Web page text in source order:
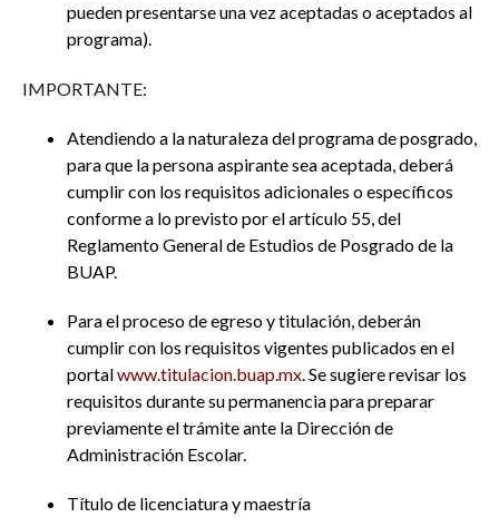
pueden presentarse una vez aceptadas o aceptados al
programa).
IMPORTANTE:
Atendiendo a la naturaleza del programa de posgrado,
para que la persona aspirante sea aceptada, deberá
cumplir con los requisitos adicionales o específicos
conforme a lo previsto por el artículo 55, del
Reglamento General de Estudios de Posgrado de la
BUAP.
Para el proceso de egreso y titulación, deberán
cumplir con los requisitos vigentes publicados en el
portalwww.titulacion.buap.mx. Se sugiere revisar los
requisitos durante su permanencia para preparar
previamente el trámite ante la Dirección de
Administración Escolar.
Título de licenciatura y maestría